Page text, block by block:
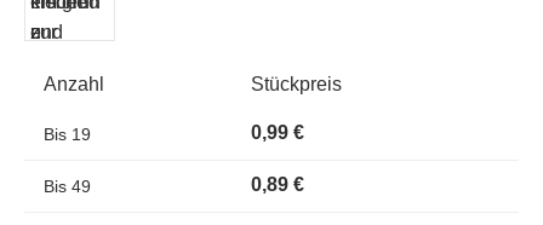
Anzahl Stückpreis
Bis 19 0,99 €
Bis 49 0,89 €